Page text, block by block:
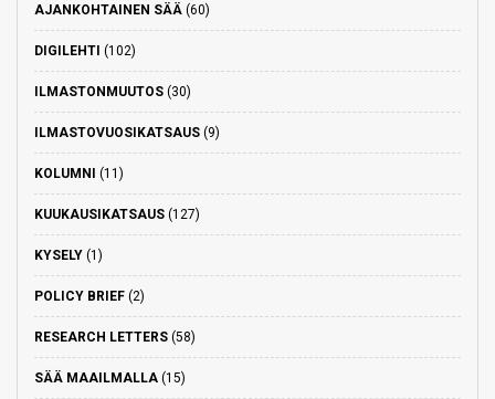
AJANKOHTAINEN SÄÄ (60)
DIGILEHTI (102)
ILMASTONMUUTOS (30)
ILMASTOVUOSIKATSAUS (9)
KOLUMNI (11)
KUUKAUSIKATSAUS (127)
KYSELY (1)
POLICY BRIEF (2)
RESEARCH LETTERS (58)
SÄÄ MAAILMALLA (15)